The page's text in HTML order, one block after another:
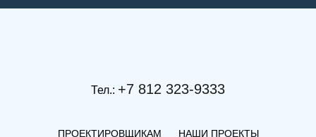
Тел.: +7 812 323-9333
ПРОЕКТИРОВЩИКАМ НАШИ ПРОЕКТЫ